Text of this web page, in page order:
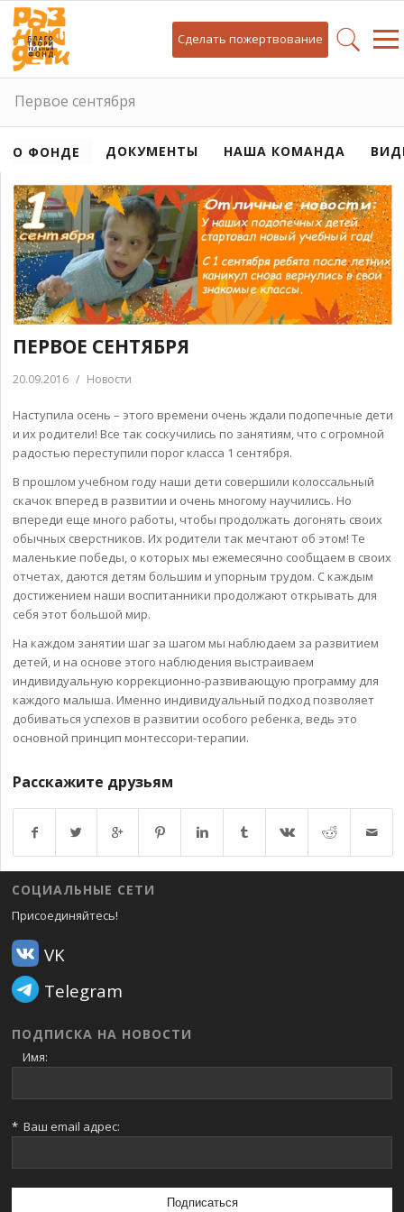
Сделать пожертвование
Первое сентября
О ФОНДЕ ДОКУМЕНТЫ НАША КОМАНДА
ПЕРВОЕ СЕНТЯБРЯ
20.09.2016 / Новости
Наступила осень – этого времени очень ждали подопечные дети
и их родители! Все так соскучились по занятиям, что с огромной
радостью переступили порог класса 1 сентября.
В прошлом учебном году наши дети совершили колоссальный
скачок вперед в развитии и очень многому научились. Но
впереди еще много работы, чтобы продолжать догонять своих
обычных сверстников. Их родители так мечтают об этом! Те
маленькие победы, о которых мы ежемесячно сообщаем в своих
отчетах, даются детям большим и упорным трудом. С каждым
достижением наши воспитанники продолжают открывать для
себя этот большой мир.
На каждом занятии шаг за шагом мы наблюдаем за развитием
детей, и на основе этого наблюдения выстраиваем
индивидуальную коррекционно-развивающую программу для
каждого малыша. Именно индивидуальный подход позволяет
добиваться успехов в развитии особого ребенка, ведь это
основной принцип монтессори-терапии.
Расскажите друзьям
Возврат к списку
СОЦИАЛЬНЫЕ СЕТИ
Присоединяйтесь!
VK
Telegram
ПОДПИСКА НА НОВОСТИ
Имя:
* Ваш email адрес: